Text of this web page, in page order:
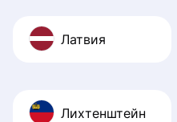
Латвия
Лихтенштейн